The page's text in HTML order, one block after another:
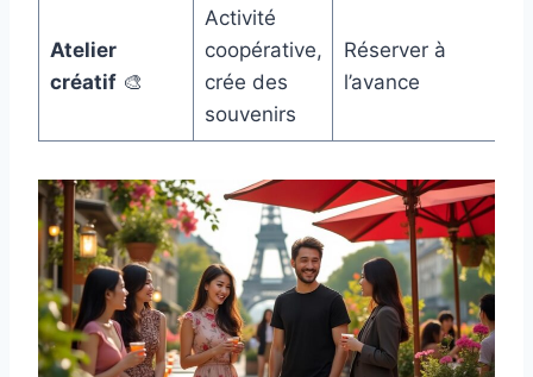
Atelier
créatif🎨
Activité
coopérative,
crée des
souvenirs
Réserver à
l’avance